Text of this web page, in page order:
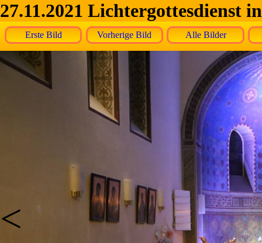
27.11.2021 Lichtergottesdienst
Erste Bild Vorherige Bild Alle Bilder
<